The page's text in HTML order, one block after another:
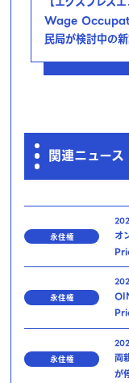
Wage
民局が検討中の
関連ニュース
永住権
オ
永住権
永住権
両
が